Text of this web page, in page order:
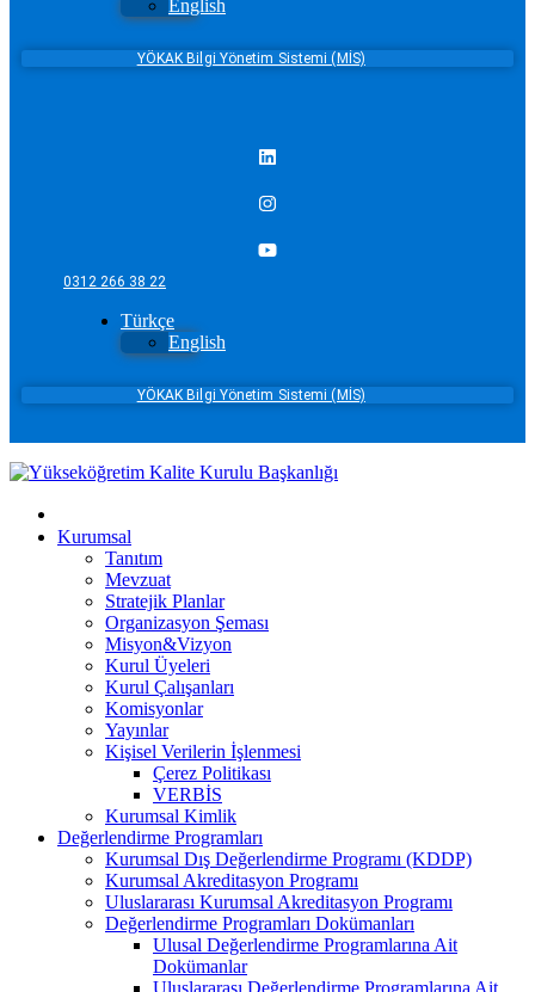
English
YÖKAK Bilgi Yönetim Sistemi (MİS)
0312 266 38 22
Türkçe
English
YÖKAK Bilgi Yönetim Sistemi (MİS)
Kurumsal
Tanıtım
Mevzuat
Stratejik Planlar
Organizasyon Şeması
Misyon&Vizyon
Kurul Üyeleri
Kurul Çalışanları
Komisyonlar
Yayınlar
Kişisel Verilerin İşlenmesi
Çerez Politikası
VERBİS
Kurumsal Kimlik
Değerlendirme Programları
Kurumsal Dış Değerlendirme Programı (KDDP)
Kurumsal Akreditasyon Programı
Uluslararası Kurumsal Akreditasyon Programı
Değerlendirme Programları Dokümanları
Ulusal Değerlendirme Programlarına Ait
Dokümanlar
Uluslararası Değerlendirme Programlarına Ait